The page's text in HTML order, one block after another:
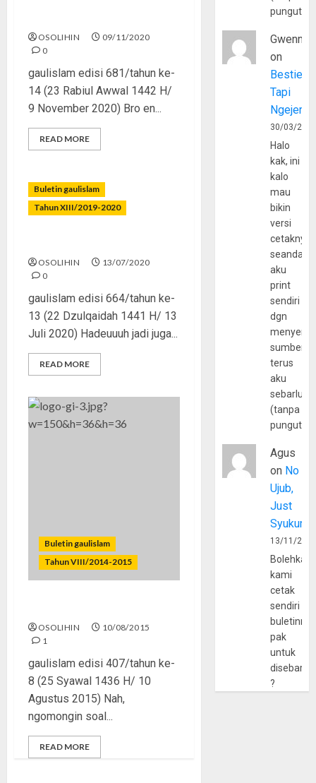
OSOLIHIN
09/11/2020
0
gaulislam edisi 681/tahun ke-
14 (23 Rabiul Awwal 1442 H/
9 November 2020) Bro en...
READ MORE
Buletin gaulislam
Tahun XIII/2019-2020
OSOLIHIN
13/07/2020
0
gaulislam edisi 664/tahun ke-
13 (22 Dzulqaidah 1441 H/ 13
Juli 2020) Hadeuuuh jadi juga...
READ MORE
Buletin gaulislam
Tahun VIII/2014-2015
OSOLIHIN
10/08/2015
1
gaulislam edisi 407/tahun ke-
8 (25 Syawal 1436 H/ 10
Agustus 2015) Nah,
ngomongin soal...
READ MORE
Gwenny
on
Bestie
Tapi
30/03/
Halo
kak, ini
kalo
mau
bikin
versi
cetaknya
aku
print
sendiri
dgn
sumber
terus
aku
(tanpa
Agus
on No
Ujub,
Just
Syukur
13/11/
Bolehkah
kami
cetak
sendiri
pak
untuk
?